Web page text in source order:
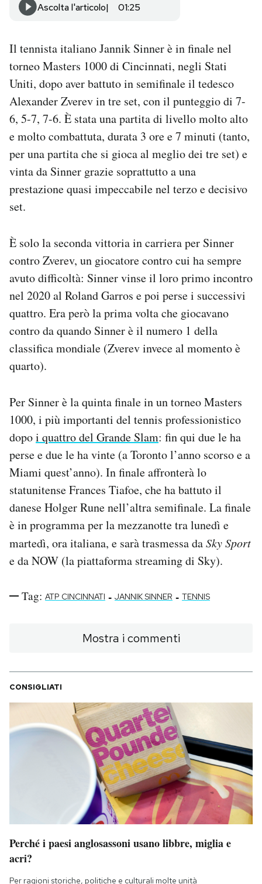
CALENDARIO
AREA PERSONALE
Newsletter
Notifiche mobile
Regala il Post
Hai bisogno di aiuto?
Esci
Ascolta l'articolo 01:25
Il tennista italiano Jannik Sinner è in finale nel
torneo Masters 1000 di Cincinnati, negli Stati
Uniti, dopo aver battuto in semifinale il tedesco
Alexander Zverev in tre set, con il punteggio di 7-
6, 5-7, 7-6. È stata una partita di livello molto alto
e molto combattuta, durata 3 ore e 7 minuti (tanto,
per una partita che si gioca al meglio dei tre set) e
vinta da Sinner grazie soprattutto a una
prestazione quasi impeccabile nel terzo e decisivo
set.
È solo la seconda vittoria in carriera per Sinner
contro Zverev, un giocatore contro cui ha sempre
avuto difficoltà: Sinner vinse il loro primo incontro
nel 2020 al Roland Garros e poi perse i successivi
quattro. Era però la prima volta che giocavano
contro da quando Sinner è il numero 1 della
classifica mondiale (Zverev invece al momento è
quarto).
Per Sinner è la quinta finale in un torneo Masters
1000, i più importanti del tennis professionistico
dopoi quattro del Grande Slam: fin qui due le ha
perse e due le ha vinte (a Toronto l’anno scorso e a
Miami quest’anno). In finale affronterà lo
statunitense Frances Tiafoe, che ha battuto il
danese Holger Rune nell’altra semifinale. La finale
è in programma per la mezzanotte tra lunedì e
martedì, ora italiana, e sarà trasmessa daSky Sport
e da NOW (la piattaforma streaming di Sky).
Tag: ATP CINCINNATI - JANNIK SINNER - TENNIS
Mostra i commenti
CONSIGLIATI
Perché i paesi anglosassoni usano libbre, miglia e
acri?
Per ragioni storiche, politiche e culturali molte unità